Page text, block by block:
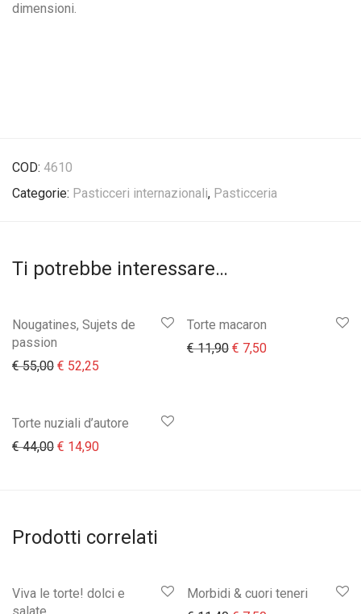
dimensioni.
COD: 4610
Categorie: Pasticceri internazionali, Pasticceria
Ti potrebbe interessare…
Nougatines, Sujets de
passion
€55,00 Il prezzo originale era: € 55,00.
€ 52,25
Torte macaron
€11,90 Il prezzo originale era:
€ 7,50Il prezzo attuale
Torte nuziali d’autore
€44,00 Il prezzo originale era: € 44,00.
€ 14,90Il prezzo attuale è: € 14,90.
Prodotti correlati
Viva le torte! dolci e
Morbidi & cuori teneri